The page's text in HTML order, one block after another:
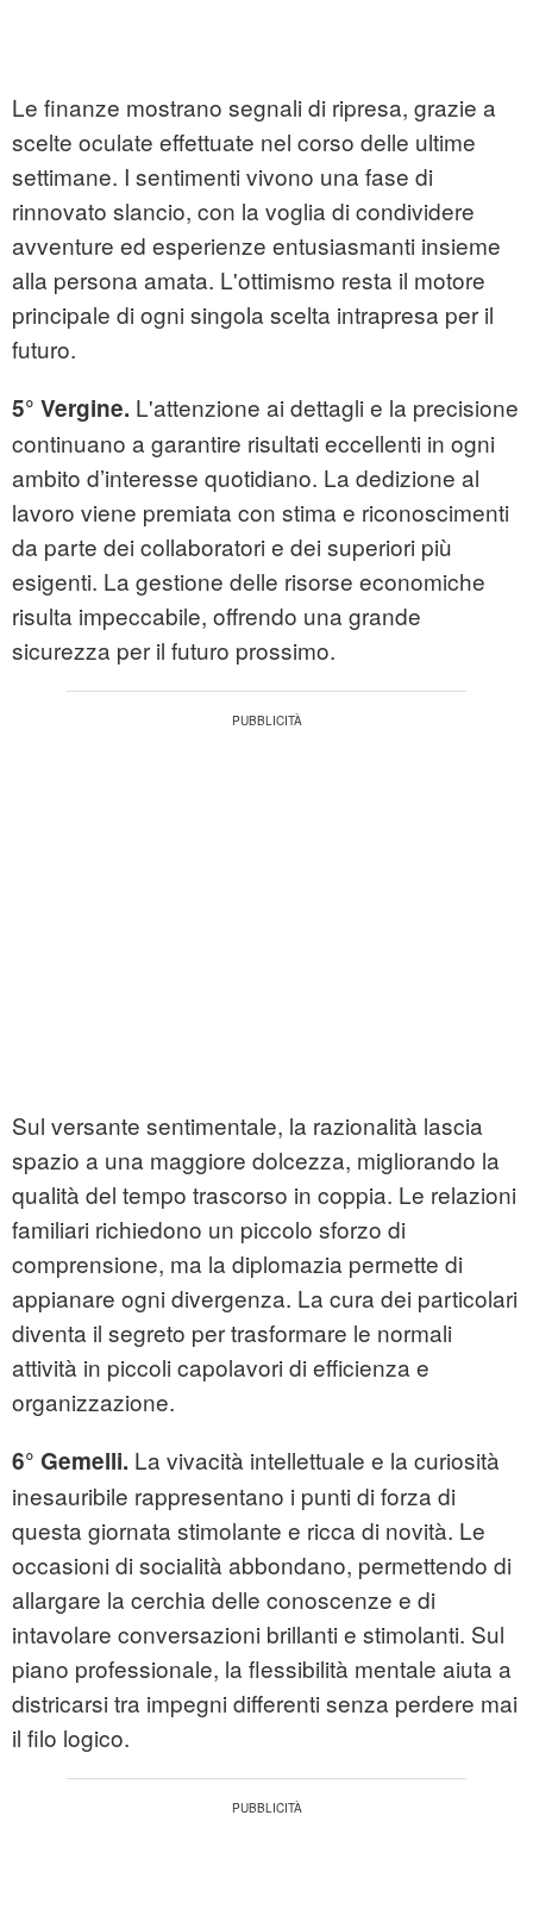
Le finanze mostrano segnali di ripresa, grazie a
scelte oculate effettuate nel corso delle ultime
settimane. I sentimenti vivono una fase di
rinnovato slancio, con la voglia di condividere
avventure ed esperienze entusiasmanti insieme
alla persona amata. L'ottimismo resta il motore
principale di ogni singola scelta intrapresa per il
futuro.
5° Vergine. L'attenzione ai dettagli e la precisione
continuano a garantire risultati eccellenti in ogni
ambito d’interesse quotidiano. La dedizione al
lavoro viene premiata con stima e riconoscimenti
da parte dei collaboratori e dei superiori più
esigenti. La gestione delle risorse economiche
risulta impeccabile, offrendo una grande
sicurezza per il futuro prossimo.
Sul versante sentimentale, la razionalità lascia
spazio a una maggiore dolcezza, migliorando la
qualità del tempo trascorso in coppia. Le relazioni
familiari richiedono un piccolo sforzo di
comprensione, ma la diplomazia permette di
appianare ogni divergenza. La cura dei particolari
diventa il segreto per trasformare le normali
attività in piccoli capolavori di efficienza e
organizzazione.
6° Gemelli. La vivacità intellettuale e la curiosità
inesauribile rappresentano i punti di forza di
questa giornata stimolante e ricca di novità. Le
occasioni di socialità abbondano, permettendo di
allargare la cerchia delle conoscenze e di
intavolare conversazioni brillanti e stimolanti. Sul
piano professionale, la flessibilità mentale aiuta a
districarsi tra impegni differenti senza perdere mai
il filo logico.